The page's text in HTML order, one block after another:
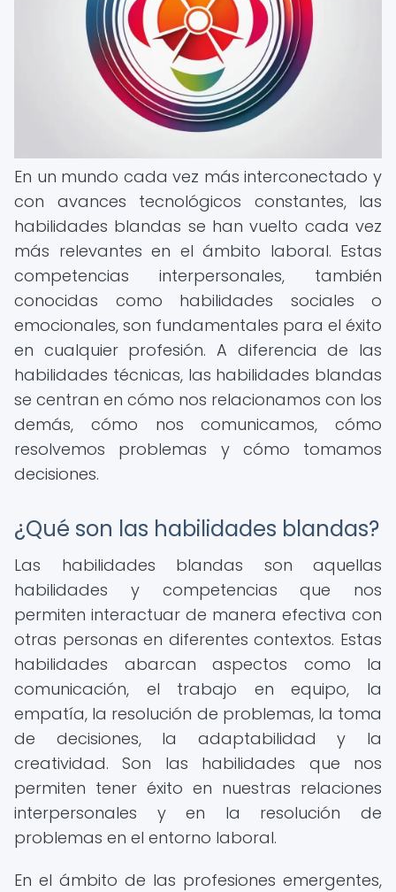
En un mundo cada vez más interconectado y
con avances tecnológicos constantes, las
habilidades blandas se han vuelto cada vez
más relevantes en el ámbito laboral. Estas
competencias interpersonales, también
conocidas como habilidades sociales o
emocionales, son fundamentales para el éxito
en cualquier profesión. A diferencia de las
habilidades técnicas, las habilidades blandas
se centran en cómo nos relacionamos con los
demás, cómo nos comunicamos, cómo
resolvemos problemas y cómo tomamos
decisiones.
¿Qué son las habilidades blandas?
Las habilidades blandas son aquellas
habilidades y competencias que nos
permiten interactuar de manera efectiva con
otras personas en diferentes contextos. Estas
habilidades abarcan aspectos como la
comunicación, el trabajo en equipo, la
empatía, la resolución de problemas, la toma
de decisiones, la adaptabilidad y la
creatividad. Son las habilidades que nos
permiten tener éxito en nuestras relaciones
interpersonales y en la resolución de
problemas en el entorno laboral.
En el ámbito de las profesiones emergentes,